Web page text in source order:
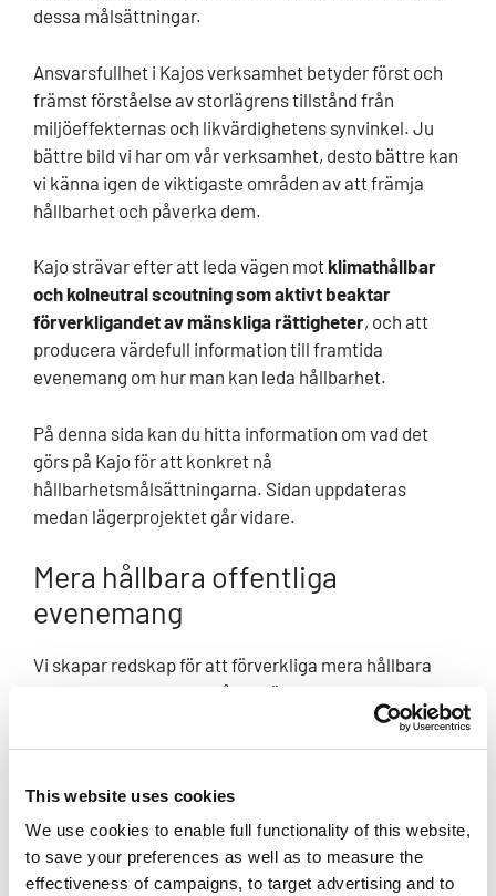
This website uses cookies
We use cookies to enable full functionality of this website,
to save your preferences as well as to measure the
effectiveness of campaigns, to target advertising and to
dessa målsättningar.
Ansvarsfullhet i Kajos verksamhet betyder först och
främst förståelse av storlägrens tillstånd från
miljöeffekternas och likvärdighetens synvinkel. Ju
bättre bild vi har om vår verksamhet, desto bättre kan
vi känna igen de viktigaste områden av att främja
hållbarhet och påverka dem.
Kajo strävar efter att leda vägen motklimathållbar
och kolneutral scoutning som aktivt beaktar
förverkligandet av mänskliga rättigheter, och att
producera värdefull information till framtida
evenemang om hur man kan leda hållbarhet.
På denna sida kan du hitta information om vad det
görs på Kajo för att konkret nå
hållbarhetsmålsättningarna. Sidan uppdateras
medan lägerprojektet går vidare.
Mera hållbara offentliga
evenemang
Vi skapar redskap för att förverkliga mera hållbara
offentliga evenemang på tre sätt:
värdering av ansvarsfullheten av
noggrann rapportering av det
ansvarsfullhetsarbete som görs
uppskattning av miljöeffekter som täcker hela
lägerorganisationen